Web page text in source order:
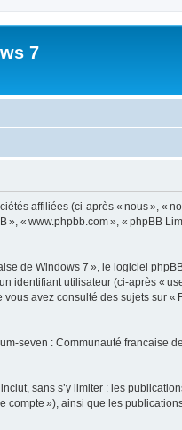
7
affiliées (ci-après « nous », «
« www.phpbb.com », « phpBB
de Windows 7 », le logiciel
identifiant utilisateur (ci-après «
avez consulté des sujets sur
seven : Communauté francaise
sans s’y limiter : les
compte »), ainsi que les